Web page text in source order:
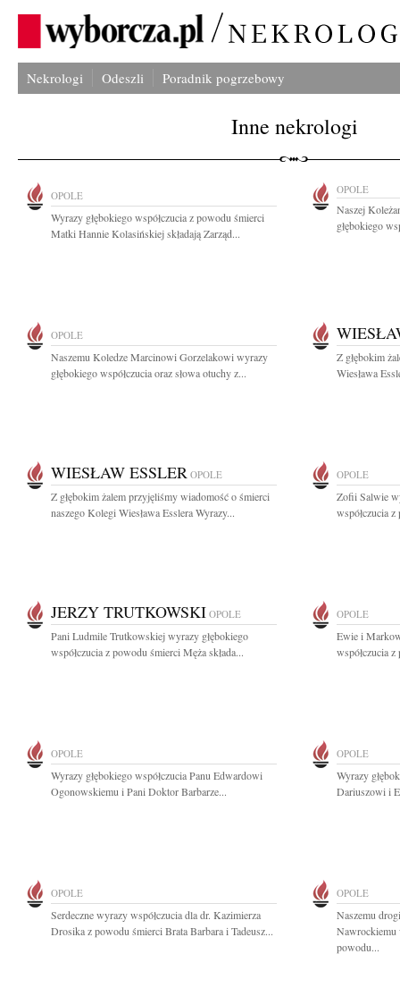
Nekrologi Odeszli Poradnik pogrzebowy
Inne nekrologi
OPOLE
Wyrazy głębokiego współczucia z powodu śmierci
Matki Hannie Kolasińskiej składają Zarząd...
OPOLE
Naszej
głębokiego
OPOLE
Naszemu Koledze Marcinowi Gorzelakowi wyrazy
głębokiego współczucia oraz słowa otuchy z...
Z głębokim
Wiesława
WIESŁAW ESSLER OPOLE
Z głębokim żalem przyjęliśmy wiadomość o śmierci
naszego Kolegi Wiesława Esslera Wyrazy...
OPOLE
Zofii Salwie
współczucia
JERZY TRUTKOWSKI OPOLE
Pani Ludmile Trutkowskiej wyrazy głębokiego
współczucia z powodu śmierci Męża składa...
OPOLE
Ewie i
współczucia
OPOLE
Wyrazy głębokiego współczucia Panu Edwardowi
Ogonowskiemu i Pani Doktor Barbarze...
OPOLE
Wyrazy
Dariuszowi i
OPOLE
Serdeczne wyrazy współczucia dla dr. Kazimierza
Drosika z powodu śmierci Brata Barbara i Tadeusz...
OPOLE
Naszemu
Nawrockiemu
powodu...